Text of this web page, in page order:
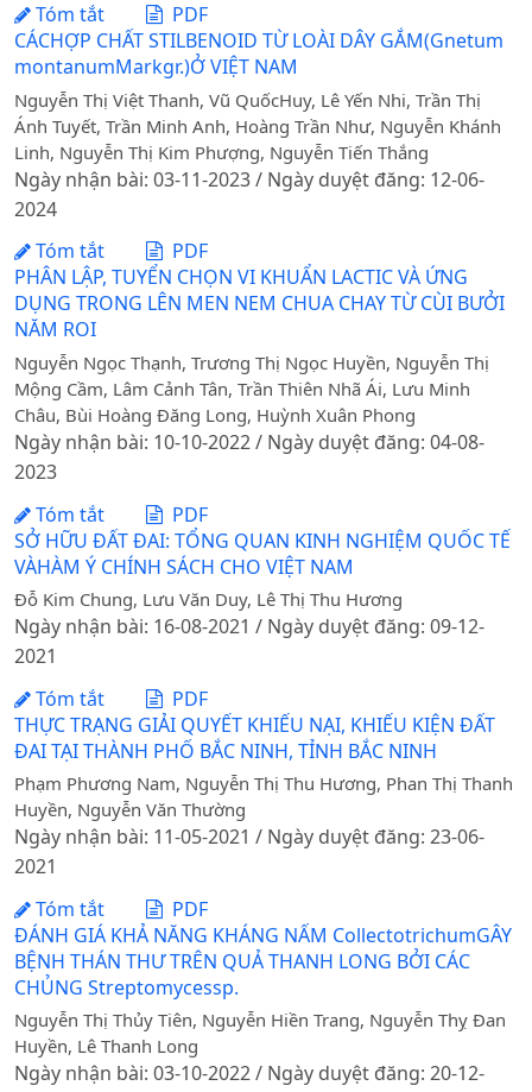
Tóm tắt
PDF
CÁCHỢP CHẤT STILBENOID TỪ LOÀI DÂY GẮM(Gnetum
montanumMarkgr.)Ở VIỆT NAM
Nguyễn Thị Việt Thanh, Vũ QuốcHuy, Lê Yến Nhi, Trần Thị
Ánh Tuyết, Trần Minh Anh, Hoàng Trần Như, Nguyễn Khánh
Linh, Nguyễn Thị Kim Phượng, Nguyễn Tiến Thắng
Ngày nhận bài: 03-11-2023 / Ngày duyệt đăng: 12-06-
2024
Tóm tắt
PDF
PHÂN LẬP, TUYỂN CHỌN VI KHUẨN LACTIC VÀ ỨNG
DỤNG TRONG LÊN MEN NEM CHUA CHAY TỪ CÙI BƯỞI
NĂM ROI
Nguyễn Ngọc Thạnh, Trương Thị Ngọc Huyền, Nguyễn Thị
Mộng Cầm, Lâm Cảnh Tân, Trần Thiên Nhã Ái, Lưu Minh
Châu, Bùi Hoàng Đăng Long, Huỳnh Xuân Phong
Ngày nhận bài: 10-10-2022 / Ngày duyệt đăng: 04-08-
2023
Tóm tắt
PDF
SỞ HỮU ĐẤT ĐAI: TỔNG QUAN KINH NGHIỆM QUỐC TẾ
VÀHÀM Ý CHÍNH SÁCH CHO VIỆT NAM
Đỗ Kim Chung, Lưu Văn Duy, Lê Thị Thu Hương
Ngày nhận bài: 16-08-2021 / Ngày duyệt đăng: 09-12-
2021
Tóm tắt
PDF
THỰC TRẠNG GIẢI QUYẾT KHIẾU NẠI, KHIẾU KIỆN ĐẤT
ĐAI TẠI THÀNH PHỐ BẮC NINH, TỈNH BẮC NINH
Phạm Phương Nam, Nguyễn Thị Thu Hương, Phan Thị Thanh
Huyền, Nguyễn Văn Thường
Ngày nhận bài: 11-05-2021 / Ngày duyệt đăng: 23-06-
2021
Tóm tắt
PDF
ĐÁNH GIÁ KHẢ NĂNG KHÁNG NẤM CollectotrichumGÂY
BỆNH THÁN THƯ TRÊN QUẢ THANH LONG BỞI CÁC
CHỦNG Streptomycessp.
Nguyễn Thị Thủy Tiên, Nguyễn Hiền Trang, Nguyễn Thỵ Đan
Huyền, Lê Thanh Long
Ngày nhận bài: 03-10-2022 / Ngày duyệt đăng: 20-12-